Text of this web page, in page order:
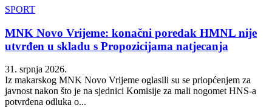
SPORT
MNK Novo Vrijeme: konačni poredak HMNL nije
utvrđen u skladu s Propozicijama natjecanja
31. srpnja 2026.
Iz makarskog MNK Novo Vrijeme oglasili su se priopćenjem za
javnost nakon što je na sjednici Komisije za mali nogomet HNS-a
potvrđena odluka o...